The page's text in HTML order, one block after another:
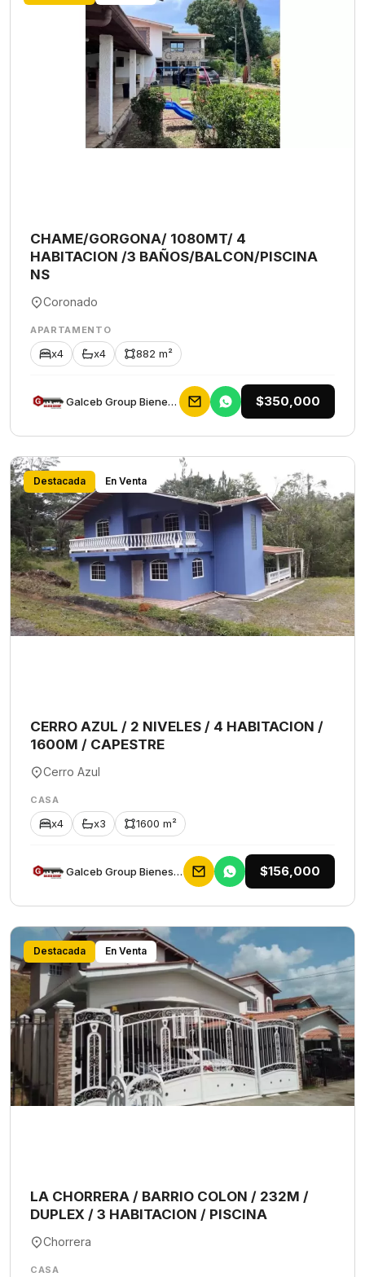
CHAME/GORGONA/ 1080MT/ 4
HABITACION /3 BAÑOS/BALCON/PISCINA
NS
Coronado
APARTAMENTO
x4 x4 882 m²
Galceb Group Bienes Raices $350,000
Destacada En Venta
CERRO AZUL / 2 NIVELES / 4 HABITACION /
1600M / CAPESTRE
Cerro Azul
CASA
x4 x3 1600 m²
Galceb Group Bienes Raices $156,000
Destacada En Venta
LA CHORRERA / BARRIO COLON / 232M /
DUPLEX / 3 HABITACION / PISCINA
Chorrera
CASA